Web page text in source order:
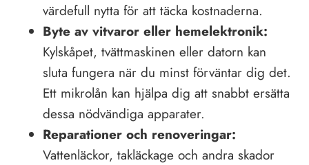
värdefull nytta för att täcka kostnaderna.
Byte av vitvaror eller hemelektronik:
Kylskåpet, tvättmaskinen eller datorn kan
sluta fungera när du minst förväntar dig det.
Ett mikrolån kan hjälpa dig att snabbt ersätta
dessa nödvändiga apparater.
Reparationer och renoveringar:
Vattenläckor, takläckage och andra skador